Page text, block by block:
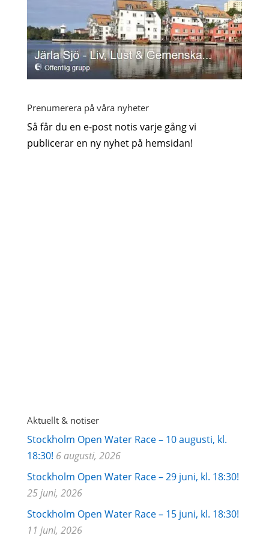
Prenumerera på våra nyheter
Så får du en e-post notis varje gång vi
publicerar en ny nyhet på hemsidan!
Aktuellt & notiser
Stockholm Open Water Race – 10 augusti, kl.
18:30! 6 augusti, 2026
Stockholm Open Water Race – 29 juni, kl. 18:30!
25 juni, 2026
Stockholm Open Water Race – 15 juni, kl. 18:30!
11 juni, 2026